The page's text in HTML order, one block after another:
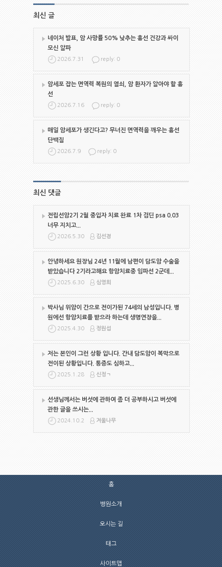
최신 글
네이처 발표, 암 사망률 50% 낮추는 흉선 건강과 싸이
모신 알파
2026.7.31 reply: 0
암세포 잡는 면역력 복원의 열쇠, 암 환자가 알아야 할 흉
선
2026.7.16 reply: 0
매일 암세포가 생긴다고? 무너진 면역력을 깨우는 흉선
단백질
2026.7.9 reply: 0
최신 댓글
전립선암2기 2월 중입자 치료 완료 1차 검딘 psa 0.03
너무 지치고...
2026.5.30 김선경
안녕하세요 원장님 24년 11월에 남편이 담도암 수술을
받았습니다 2기라고해요 항암치료중 임파선 2군데...
2025.6.30 심영희
박사님 위암이 간으로 전이가된 74세의 남성입니다. 병
원에선 항암치료를 받으라 하는데 생명연장을...
2025.4.30 정원섭
저는 본인이 그런 상황 입니다. 간내 담도암이 복막으로
전이된 상황입니다. 통증도 심하고...
2025.1.28 신정ㄱ
선생님께서는 버섯에 관하여 좀 더 공부하시고 버섯에
관한 글을 쓰시는...
2024.10.2 겨울나무
홈
병원소개
오시는 길
태그
사이트맵